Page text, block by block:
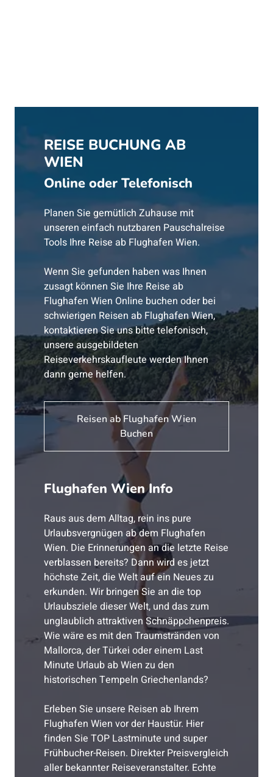
REISE BUCHUNG AB
WIEN
Online oder Telefonisch
Planen Sie gemütlich Zuhause mit
unseren einfach nutzbaren Pauschalreise
Tools Ihre Reise ab Flughafen Wien.
Wenn Sie gefunden haben was Ihnen
zusagt können Sie Ihre Reise ab
Flughafen Wien Online buchen oder bei
schwierigen Reisen ab Flughafen Wien,
kontaktieren Sie uns bitte telefonisch,
unsere ausgebildeten
Reiseverkehrskaufleute werden Ihnen
dann gerne helfen.
Reisen ab Flughafen Wien
Buchen
Flughafen Wien Info
Raus aus dem Alltag, rein ins pure
Urlaubsvergnügen ab dem Flughafen
Wien. Die Erinnerungen an die letzte Reise
verblassen bereits? Dann wird es jetzt
höchste Zeit, die Welt auf ein Neues zu
erkunden. Wir bringen Sie an die top
Urlaubsziele dieser Welt, und das zum
unglaublich attraktiven Schnäppchenpreis.
Wie wäre es mit den Traumstränden von
Mallorca, der Türkei oder einem Last
Minute Urlaub ab Wien zu den
historischen Tempeln Griechenlands?
Erleben Sie unsere Reisen ab Ihrem
Flughafen Wien vor der Haustür. Hier
finden Sie TOP Lastminute und super
Frühbucher-Reisen. Direkter Preisvergleich
aller bekannter Reiseveranstalter. Echte